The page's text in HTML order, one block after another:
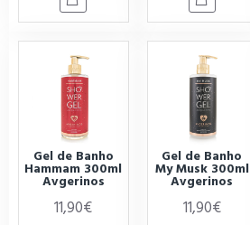
Gel de Banho
Hammam 300ml
Avgerinos
11,90€
Gel de Banho
My Musk 300ml
Avgerinos
11,90€